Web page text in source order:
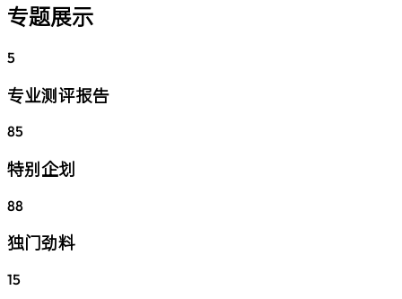
专题展示
5
专业测评报告
85
特别企划
88
独门劲料
15